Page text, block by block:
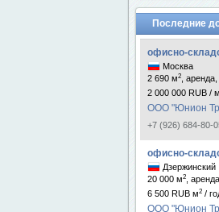
Последние
офисно-
Москва
2 690 м2
, аренда,
2 000 000 RUB /
ООО "Юнион
+7 (926) 684-80-
офисно-
Дзержинский
20 000 м2
, аренда,
6 500 RUB м2 /
ООО "Юнион